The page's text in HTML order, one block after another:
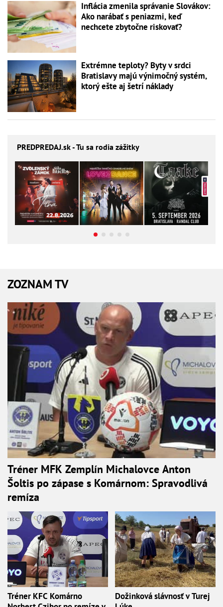
Inflácia zmenila správanie Slovákov:
Ako narábať s peniazmi, keď
nechcete zbytočne riskovať?
Extrémne teploty? Byty v srdci
Bratislavy majú výnimočný systém,
ktorý ešte aj šetrí náklady
PREDPREDAJ.sk - Tu sa rodia zážitky
ZOZNAM TV
Tréner MFK Zemplín Michalovce Anton
Šoltis po zápase s Komárnom: Spravodlivá
remíza
Tréner KFC Komárno
Dožinková slávnosť v Turej